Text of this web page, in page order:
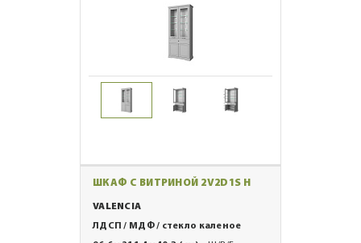
ШКАФ С ВИТРИНОЙ 2V2D1S Н
VALENCIA
ЛДСП / МДФ / стекло каленое